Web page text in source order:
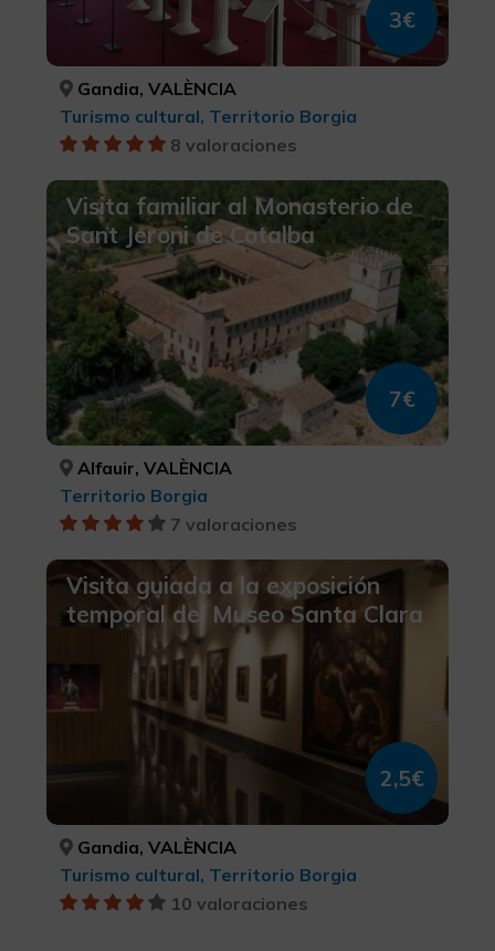
3€
Gandia, VALÈNCIA
Turismo cultural, Territorio Borgia
8 valoraciones
Visita familiar al Monasterio de
Sant Jeroni de Cotalba
7€
Alfauir, VALÈNCIA
Territorio Borgia
7 valoraciones
Visita guiada a la exposición
temporal del Museo Santa Clara
2,5€
Gandia, VALÈNCIA
Turismo cultural, Territorio Borgia
10 valoraciones